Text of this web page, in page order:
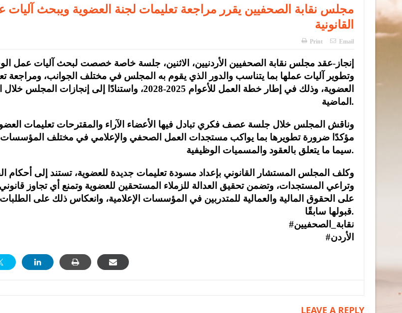
مجلس نقابة الصحفيين يقرر مراجعة تعليمات لجنة العضوية ويبحث آليات
القانونية
Print Email
إنجاز-عقد مجلس نقابة الصحفيين الأردنيين، الاثنين، جلسة خاصة خصصت لبحث آليات عمل
وتطوير آليات عملها بما يتناسب والدور الذي يقوم به المجلس في مختلف الجوانب، ومراجعة
العضوية، وذلك في إطار خطة العمل للأعوام 2025-2028، واستنادًا إلى إنجازات
الماضية.
وناقش المجلس خلال جلسة عصف فكري تبادل فيها الأعضاء الآراء والمقترحات تعليمات
مؤكدًا ضرورة تطويرها بما يواكب مستجدات العمل الصحفي والإعلامي في مختلف المؤسسات
سيما ما يتعلق بالعقود والمسميات الوظيفية.
وكلف المجلس المستشار القانوني بإعداد مسودة تعليمات جديدة للعضوية، تستند إلى أحكام
وتراعي المستجدات، وتضمن تحقيق العدالة للزملاء المستحقين للعضوية وتمنع أي تجاوز
على الحقوق المالية والعمالية للمتدربين في المؤسسات الإعلامية، وانعكاس ذلك على
قبولها سابقًا.
#نقابة_الصحفيين
#الأردن
LEAVE A REPLY